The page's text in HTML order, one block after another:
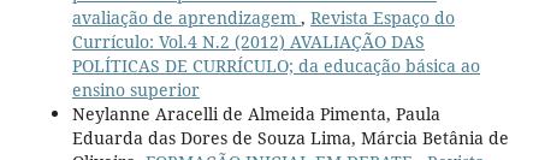
avaliação de aprendizagem , Revista Espaço do
Currículo: Vol.4 N.2 (2012) AVALIAÇÃO DAS
POLÍTICAS DE CURRÍCULO; da educação básica ao
ensino superior
Neylanne Aracelli de Almeida Pimenta, Paula
Eduarda das Dores de Souza Lima, Márcia Betânia de